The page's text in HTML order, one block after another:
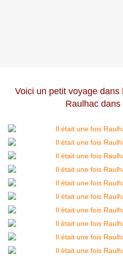
Voici un petit voyage
Raulhac dans